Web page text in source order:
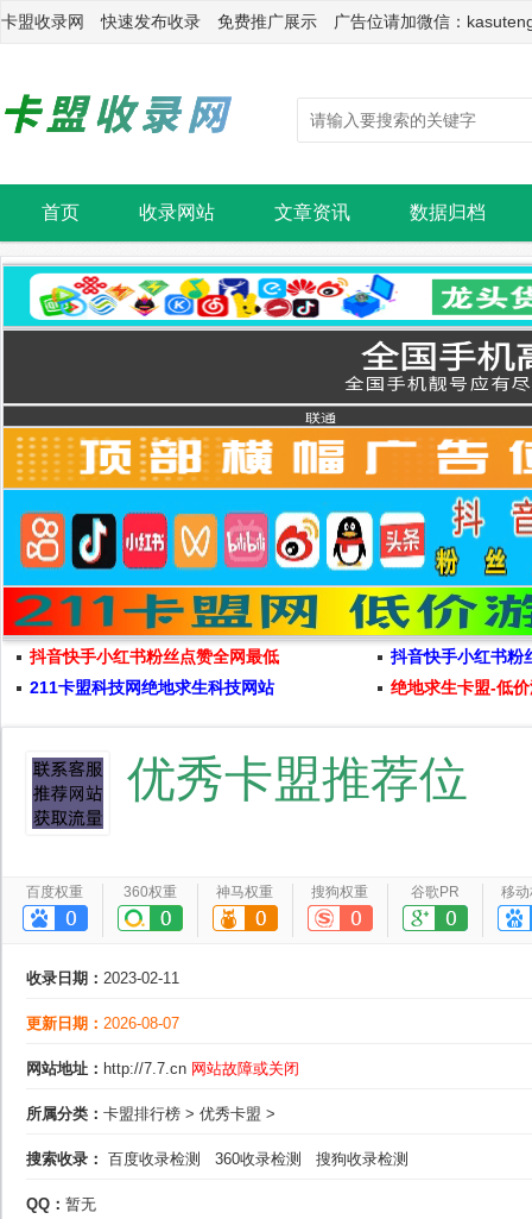
卡盟收录网 快速发布收录 免费推广展示 广告位请加微信：
首页 收录网站 文章资讯 数据归档
抖音快手小红书粉丝点赞全网最低
抖音快手小红书粉
211卡盟科技网绝地求生科技网站
绝地求生卡盟-低
优秀卡盟推荐位
百度权重 360权重 神马权重 搜狗权重 谷歌PR 移
收录日期： 2023-02-11
更新日期： 2026-08-07
网站地址： http://7.7.cn 网站故障或关闭
所属分类： 卡盟排行榜 > 优秀卡盟 >
搜索收录： 百度收录检测 360收录检测 搜狗收录检测
QQ： 暂无